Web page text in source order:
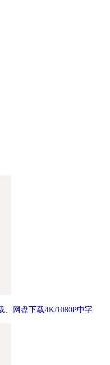
、网盘下载4K/1080P中字